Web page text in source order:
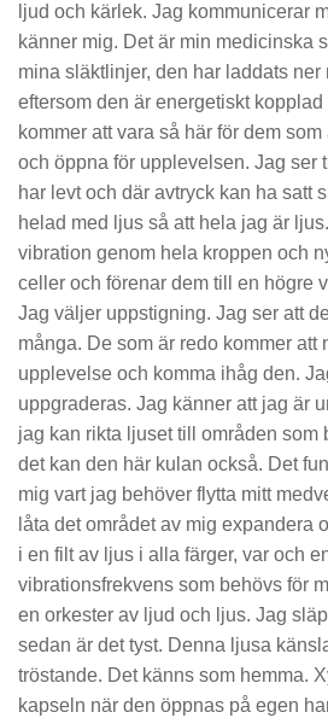
ljud och kärlek. Jag kommunicerar
känner mig. Det är min medicinska
mina släktlinjer, den har laddats ner
eftersom den är energetiskt
kommer att vara så här för dem
och öppna för upplevelsen. Jag ser
har levt och där avtryck kan ha satt
helad med ljus så att hela jag är
vibration genom hela kroppen och
celler och förenar dem till en högre
Jag väljer uppstigning. Jag ser att
många. De som är redo kommer att
upplevelse och komma ihåg den.
uppgraderas. Jag känner att jag är
jag kan rikta ljuset till områden som
det kan den här kulan också. Det
mig vart jag behöver flytta mitt
låta det området av mig expandera
i en filt av ljus i alla färger, var och
vibrationsfrekvens som behövs för
en orkester av ljud och ljus. Jag
sedan är det tyst. Denna ljusa
tröstande. Det känns som hemma.
kapseln när den öppnas på egen